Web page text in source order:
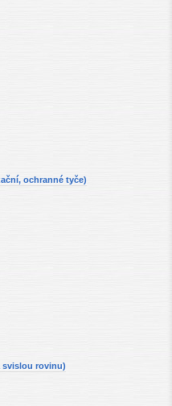
ochranné tyče)
svislou rovinu)